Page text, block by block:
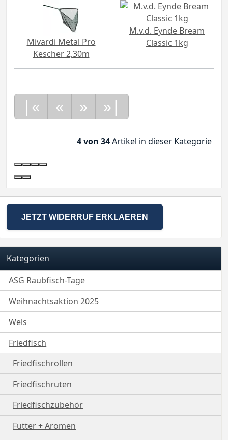
Mivardi Metal Pro
Kescher 2,30m
M.v.d. Eynde Bream
Classic 1kg
|« « » »|
4 von 34Artikel in dieser Kategorie
JETZT WIDERRUF ERKLAEREN
Kategorien
ASG Raubfisch-Tage
Weihnachtsaktion 2025
Wels
Friedfisch
Friedfischrollen
Friedfischruten
Friedfischzubehör
Futter + Aromen